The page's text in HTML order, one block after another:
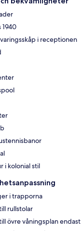
1940
i receptionen
i kolonial stil
i trapporna
rullstolar
övre våningsplan